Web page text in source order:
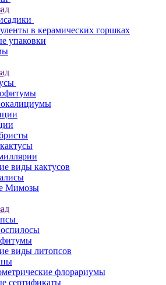
в керамических горшках
упаковки
виды кактусов
Мимозы
виды литопсов
флорариумы
сертификаты